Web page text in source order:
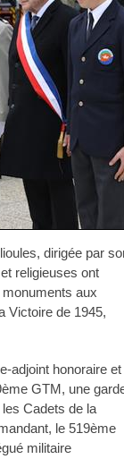
dirigée par
religieuses ont
aux
Victoire de 1945,
adjoint honoraire et
GTM, une
Cadets de la
le 519ème
militaire